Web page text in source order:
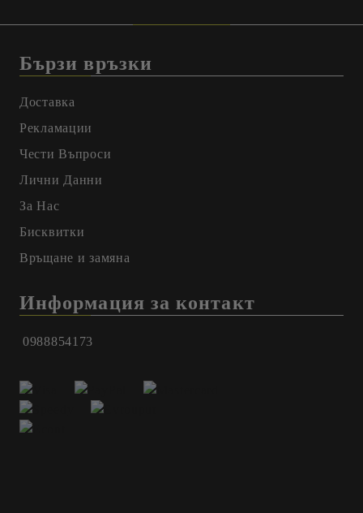
Бързи връзки
Доставка
Рекламации
Чести Въпроси
Лични Данни
За Нас
Бисквитки
Връщане и замяна
Информация за контакт
0988854173